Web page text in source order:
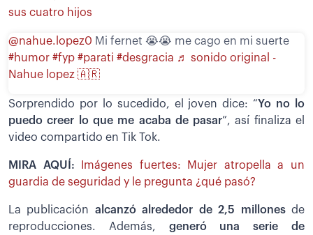
sus cuatro hijos
@nahue.lopez0 Mi fernet 😭😭 me cago en mi suerte
#humor #fyp #parati #desgracia ♬ sonido original -
Nahue lopez 🇦🇷
Sorprendido por lo sucedido, el joven dice: “Yo no lo
puedo creer lo que me acaba de pasar”, así finaliza el
video compartido en Tik Tok.
MIRA AQUÍ:
Imágenes fuertes: Mujer atropella a un
guardia de seguridad y le pregunta ¿qué pasó?
La publicación alcanzó alrededor de 2,5 millonesde
reproducciones. Además, generó una serie de